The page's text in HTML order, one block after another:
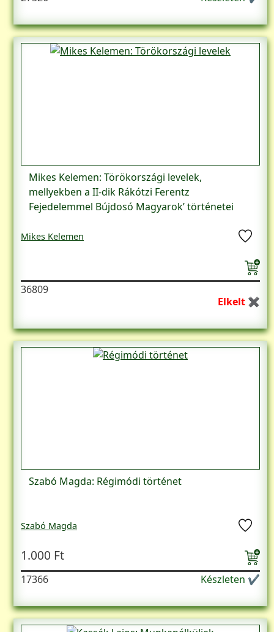
Mikes Kelemen: Törökországi levelek,
mellyekben a II-dik Rákótzi Ferentz
Fejedelemmel Bújdosó Magyarok’ történetei
Mikes Kelemen
36809
Elkelt ✖
Szabó Magda: Régimódi történet
Szabó Magda
1.000 Ft
17366 Készleten ✔